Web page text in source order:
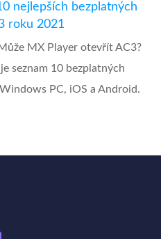
nejlepších bezplatných
roku 2021
MX Player otevřít AC3?
seznam 10 bezplatných
PC, iOS a Android.